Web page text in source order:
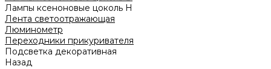
Лампы ксеноновые цоколь H
Лента светоотражающая
Люминометр
Переходники прикуривателя
Подсветка декоративная
Назад